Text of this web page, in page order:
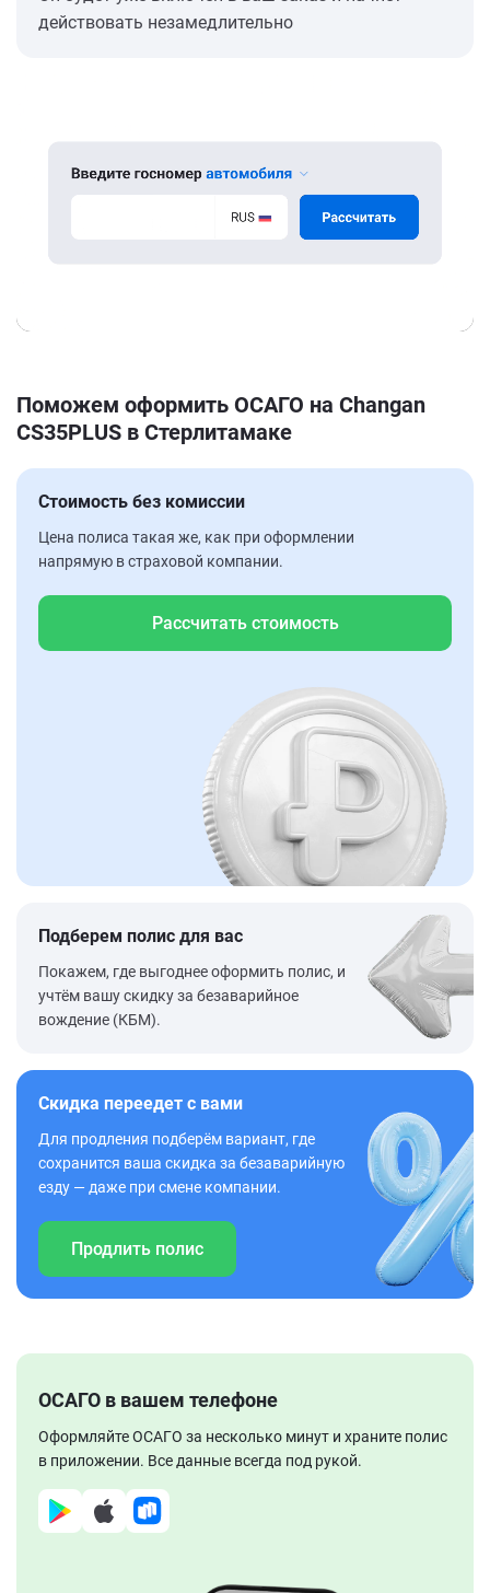
действовать незамедлительно
Поможем оформить ОСАГО на Changan
CS35PLUS в Стерлитамаке
Стоимость без комиссии
Цена полиса такая же, как при оформлении
напрямую в страховой компании.
Рассчитать стоимость
Подберем полис для вас
Покажем, где выгоднее оформить полис, и
учтём вашу скидку за безаварийное
вождение (КБМ).
Скидка переедет с вами
Для продления подберём вариант, где
сохранится ваша скидка за безаварийную
езду — даже при смене компании.
Продлить полис
ОСАГО в вашем телефоне
Оформляйте ОСАГО за несколько минут и храните полис
в приложении. Все данные всегда под рукой.